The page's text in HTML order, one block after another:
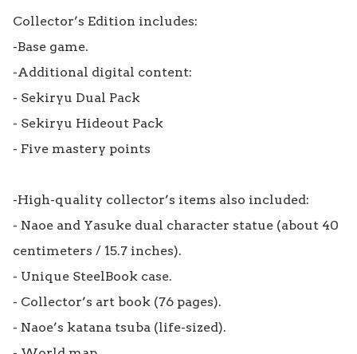
Collector’s Edition includes:
-Base game.
-Additional digital content:
- Sekiryu Dual Pack
- Sekiryu Hideout Pack
- Five mastery points
-High-quality collector’s items also included:
- Naoe and Yasuke dual character statue (about 40
centimeters / 15.7 inches).
- Unique SteelBook case.
- Collector’s art book (76 pages).
- Naoe’s katana tsuba (life-sized).